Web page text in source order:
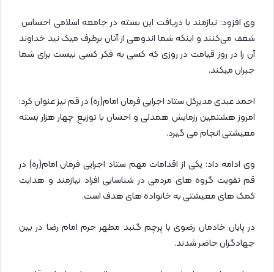
وی افزود: نیازمند با دریافت این بسته در جامعه اسلامی احساس
شعف می‌کنند و اینکه شما اندوهی از آنان برطرف میک نید خداوند
آن را در روز قیامت در روزی که کسی به فکر کسی نیست برای شما
جبران میکند.
احمد عبدی مدیرکل ستاد اجرایی فرمان امام(ره) در قم نیز عنوان کرد:
امروز هشتمین رزمایش همدلی و احسان با توزیع چهار هزار بسته
معیشتی انجام می گیرد.
وی ادامه داد: یکی از اقدامات مهم ستاد اجرایی فرمان امام(ره) در
قم تقویت گروه های مردمی در شناسایی افراد نیازمند و هدایت
کمک های معیشتی به خانواده های هدف است.
در پایان خادمان رضوی با پرچم گنبد مطهر حرم امام رضا در بین
جهادگران حاضر شدند.